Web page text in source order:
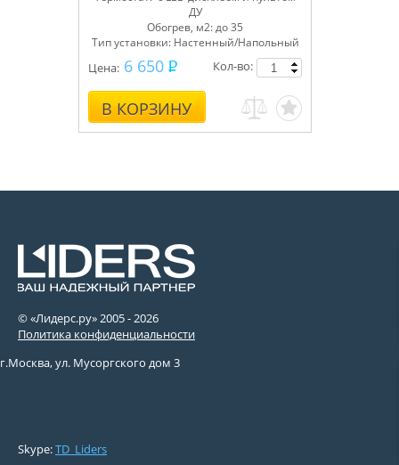
ДУ
Обогрев, м2: до 35
Тип установки: Настенный/Напольный
Цена: 6 650
В КОРЗИНУ
Кол-во:
© «Лидерс.ру» 2005 -2026
Политика конфиденциальности
г.Москва, ул. Мусоргского дом 3
Skype:TD_Liders